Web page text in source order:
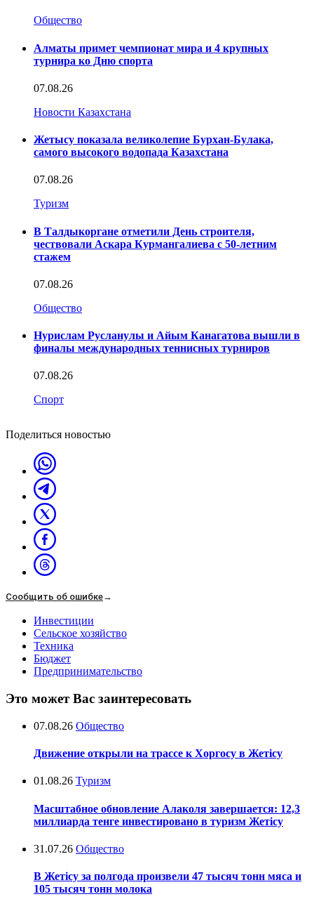
Общество
Алматы примет чемпионат мира и 4 крупных
турнира ко Дню спорта
07.08.26
Новости Казахстана
Жетысу показала великолепие Бурхан-Булака,
самого высокого водопада Казахстана
07.08.26
Туризм
В Талдыкоргане отметили День строителя,
чествовали Аскара Курмангалиева с 50-летним
стажем
07.08.26
Общество
Нурислам Русланулы и Айым Канагатова вышли в
финалы международных теннисных турниров
07.08.26
Спорт
Поделиться новостью
Сообщить об ошибке→
Инвестиции
Сельское хозяйство
Техника
Бюджет
Предпринимательство
Это может Вас заинтересовать
07.08.26 Общество
Движение открыли на трассе к Хоргосу в Жетісу
01.08.26 Туризм
Масштабное обновление Алаколя завершается: 12,3
миллиарда тенге инвестировано в туризм Жетісу
31.07.26 Общество
В Жетісу за полгода произвели 47 тысяч тонн мяса и
105 тысяч тонн молока